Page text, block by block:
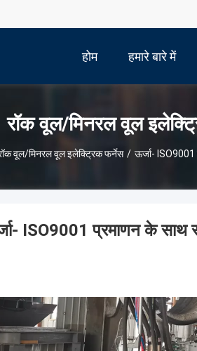
होम हमारे बारे में
रॉक वूल/मिनरल वूल
वूल/मिनरल वूल इलेक्ट्रिक फर्नेस / ऊर्जा-
ISO9001 प्रमाणन के साथ